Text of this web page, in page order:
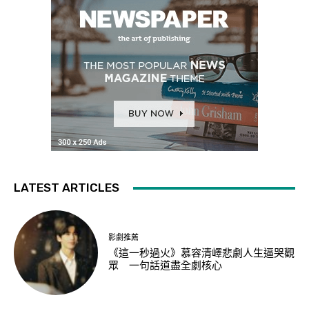
LATEST ARTICLES
影劇推薦
《這一秒過火》慕容清嶧悲劇人生逼哭觀
眾 一句話道盡全劇核心